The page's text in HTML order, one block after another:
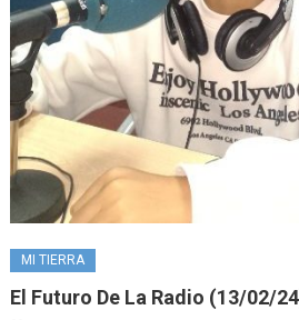
MI TIERRA
El Futuro De La Radio (13/02/